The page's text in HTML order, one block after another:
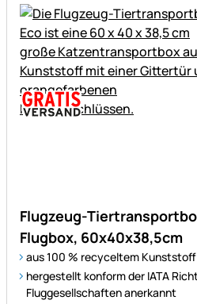
Flugzeug-
Flugbox, 60x40x38,5cm
aus 100 % recyceltem Kunststoff
hergestellt konform der IATA
Fluggesellschaften anerkannt